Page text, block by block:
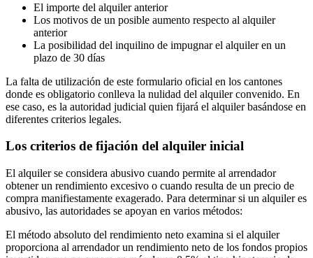
El importe del alquiler anterior
Los motivos de un posible aumento respecto al alquiler
anterior
La posibilidad del inquilino de impugnar el alquiler en un
plazo de 30 días
La falta de utilización de este formulario oficial en los cantones
donde es obligatorio conlleva la nulidad del alquiler convenido. En
ese caso, es la autoridad judicial quien fijará el alquiler basándose en
diferentes criterios legales.
Los criterios de fijación del alquiler inicial
El alquiler se considera abusivo cuando permite al arrendador
obtener un rendimiento excesivo o cuando resulta de un precio de
compra manifiestamente exagerado. Para determinar si un alquiler es
abusivo, las autoridades se apoyan en varios métodos:
El método absoluto del rendimiento neto examina si el alquiler
proporciona al arrendador un rendimiento neto de los fondos propios